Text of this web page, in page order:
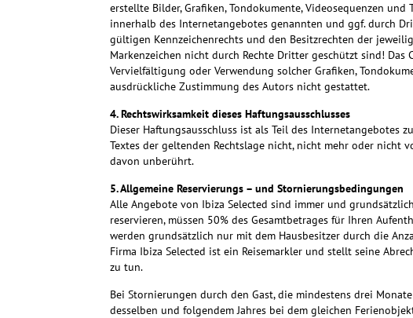
erstellte Bilder, Grafiken, Tondokumente, Videosequenzen
innerhalb des Internetangebotes genannten und ggf. durch
gültigen Kennzeichenrechts und den Besitzrechten der
Markenzeichen nicht durch Rechte Dritter geschützt sind!
Vervielfältigung oder Verwendung solcher Grafiken,
ausdrückliche Zustimmung des Autors nicht gestattet.
4. Rechtswirksamkeit dieses Haftungsausschlusses
Dieser Haftungsausschluss ist als Teil des Internetangebotes
Textes der geltenden Rechtslage nicht, nicht mehr oder
davon unberührt.
5. Allgemeine Reservierungs – und Stornierungsbedingungen
Alle Angebote von Ibiza Selected sind immer und
reservieren, müssen 50% des Gesamtbetrages für Ihren
werden grundsätzlich nur mit dem Hausbesitzer durch die
Firma Ibiza Selected ist ein Reisemarkler und stellt seine
zu tun.
Bei Stornierungen durch den Gast, die mindestens drei
desselben und folgendem Jahres bei dem gleichen